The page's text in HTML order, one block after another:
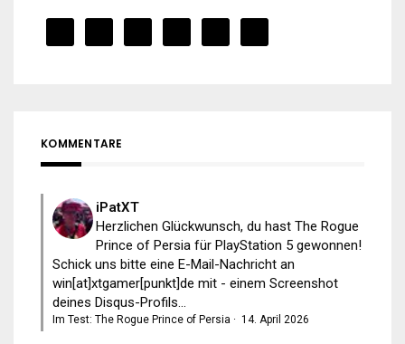
KOMMENTARE
iPatXT
Herzlichen Glückwunsch, du hast The Rogue
Prince of Persia für PlayStation 5 gewonnen!
Schick uns bitte eine E-Mail-Nachricht an
win[at]xtgamer[punkt]de mit - einem Screenshot
deines Disqus-Profils...
Im Test: The Rogue Prince of Persia · 14. April 2026